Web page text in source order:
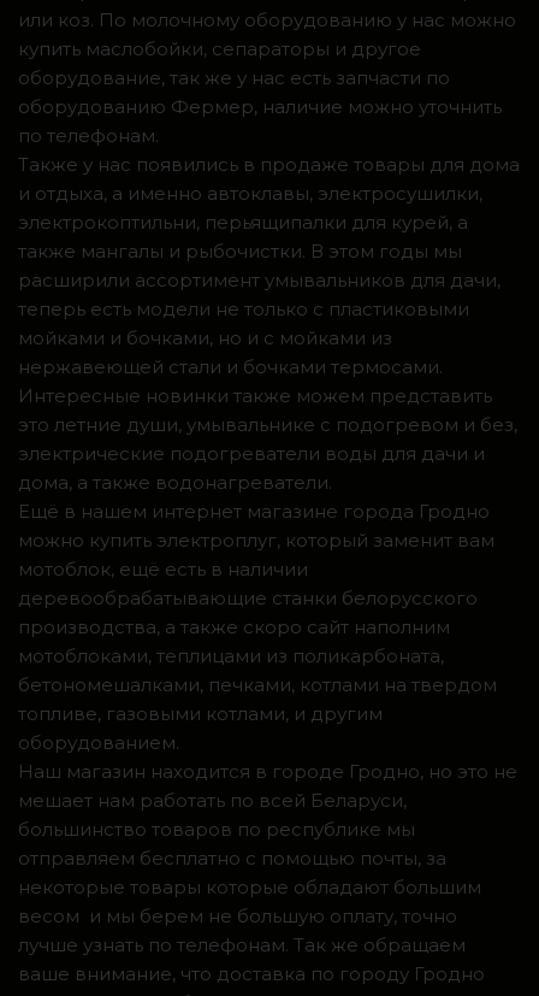
или коз. По молочному оборудованию у нас можно
купить маслобойки, сепараторы и другое
оборудование, так же у нас есть запчасти по
оборудованию Фермер, наличие можно уточнить
по телефонам.
Также у нас появились в продаже товары для дома
и отдыха, а именно автоклавы, электросушилки,
электрокоптильни, перьящипалки для курей, а
также мангалы и рыбочистки. В этом годы мы
расширили ассортимент умывальников для дачи,
теперь есть модели не только с пластиковыми
мойками и бочками, но и с мойками из
нержавеющей стали и бочками термосами.
Интересные новинки также можем представить
это летние души, умывальнике с подогревом и без,
электрические подогреватели воды для дачи и
дома, а также водонагреватели.
Ещё в нашем интернет магазине города Гродно
можно купить электроплуг, который заменит вам
мотоблок, ещё есть в наличии
деревообрабатывающие станки белорусского
производства, а также скоро сайт наполним
мотоблоками, теплицами из поликарбоната,
бетономешалками, печками, котлами на твердом
топливе, газовыми котлами, и другим
оборудованием.
Наш магазин находится в городе Гродно, но это не
мешает нам работать по всей Беларуси,
большинство товаров по республике мы
отправляем бесплатно с помощью почты, за
некоторые товары которые обладают большим
весом и мы берем не большую оплату, точно
лучше узнать по телефонам. Так же обращаем
ваше внимание, что доставка по городу Гродно